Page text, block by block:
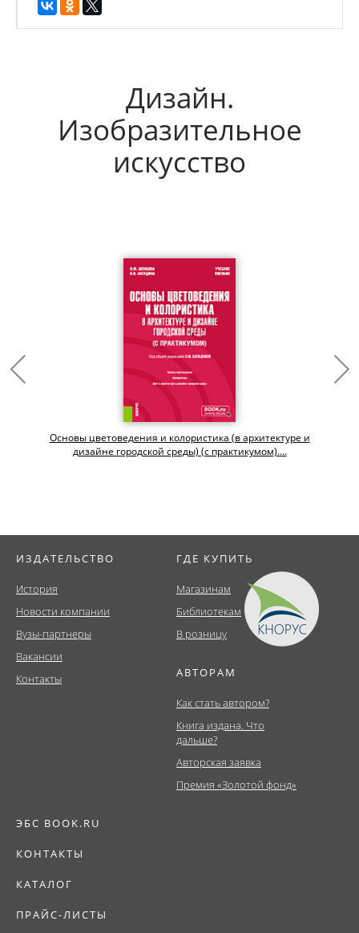
Дизайн.
Изобразительное
искусство
Основы цветоведения и колористика (в архитектуре и
дизайне городской среды) (с практикумом)....
ИЗДАТЕЛЬСТВО
История
Новости компании
Вузы-партнеры
Вакансии
Контакты
ГДЕ КУПИТЬ
Магазинам
Библиотекам
В розницу
АВТОРАМ
Как стать автором?
Книга издана. Что
дальше?
Авторская заявка
Премия «Золотой фонд»
ЭБС BOOK.RU
КОНТАКТЫ
КАТАЛОГ
ПРАЙС-ЛИСТЫ